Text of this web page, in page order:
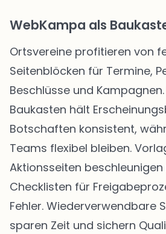
WebKampa als
Ortsvereine profitieren von
Seitenblöcken für Termine,
Beschlüsse und
Baukasten hält
Botschaften konsistent,
Teams flexibel bleiben.
Aktionsseiten
Checklisten für
Fehler. Wiederverwendbare
sparen Zeit und sichern